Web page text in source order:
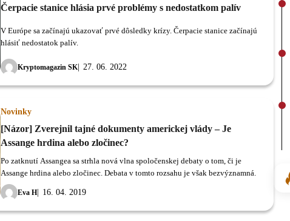
Čerpacie stanice hlásia prvé problémy s nedostatkom palív
Kryptomagazin SK 27. 06. 2022
V Európe sa začínajú ukazovať prvé dôsledky krízy. Čerpacie stanice začínajú
hlásiť nedostatok palív.
Novinky
[Názor] Zverejnil tajné dokumenty americkej vlády – Je
Assange hrdina alebo zločinec?
Eva H 16. 04. 2019
Po zatknutí Assangea sa strhla nová vlna spoločenskej debaty o tom, či je
Assange hrdina alebo zločinec. Debata v tomto rozsahu je však bezvýznamná.